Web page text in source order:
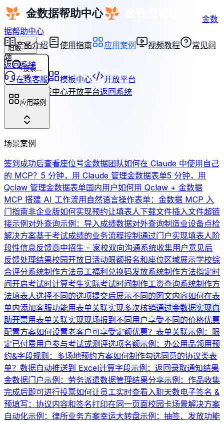
金数
据帮助中心
旧版
搜索...
⌘K
在线客服 模板中心开放平台返回系统
产品介绍 使用指南 应用案例 视频教程
常见问
题
返回系统
在线客服
模板中心 开放平台
应用案例
场景案例
签到成功后查看座位号金数据团队如何在 Claude 中使用自己
的 MCP？ 5 分钟，用 Claude 管理金数据表单5 分钟，用
Qclaw 管理金数据表单国内用户如何用 Qclaw + 金数据
MCP 搭建 AI 工作流用自然语言操作表单：金数据 MCP 入
门指南非企业版如何实现预约让填表人下载文件插入文件超链
接示例对外查询示例：导入成绩数据对外查询制造业设备点检
解决方案基于考试成绩的业务流程控制通过门户实现填表人阶
段性信息反馈高中招生 - 家校双向沟通系统收集用户意见后
反馈处理结果校园开放日活动限额报名和座位区域展示学校综
合评分系统制作方法员工福利兑换码发放系统制作方法指定时
间开启考试时计算考生实际考试时间制作工资查询系统制作方
法填表人选择不同的选项提交后展示不同的图文内容如何在表
单内添加客服功能用表单关联实现多次核销通过金数据实现自
助开票用表单关联实现现场报到不同用户享受不同的价格优惠
配置方案如何设置老客户可享受定额优惠？ 表单关联示例：限
定已付费用户参与考试或测评选项名额示例：办公用品领用预
约&字段规则：多场地预约方案如何制作勾选同意的协议类表
单？ 数据自动推送到 Excel计算字段示例：返回录取通知结果
金数据门户示例：劳务派遣数据管理结果分享示例：作品收集
完成后即可进行投票如何让员工实时查看入职天数电子签名 &
预填写：协议内容和签名打印在同一页面校园卡场景解决方案
自动化示例：律所业务方案幸运大转盘示例：抽签、发放功能